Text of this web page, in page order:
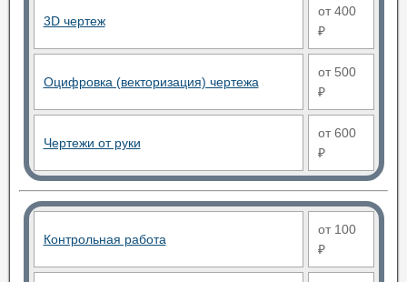
3D чертеж
от 400
₽
Оцифровка (векторизация) чертежа
от 500
₽
Чертежи от руки
от 600
₽
Контрольная работа
от 100
₽